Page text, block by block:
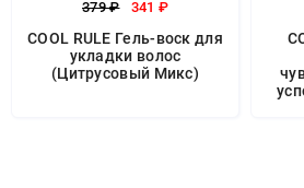
379 ₽ 341 ₽
COOL RULE Гель-воск для
укладки волос
(Цитрусовый Микс)